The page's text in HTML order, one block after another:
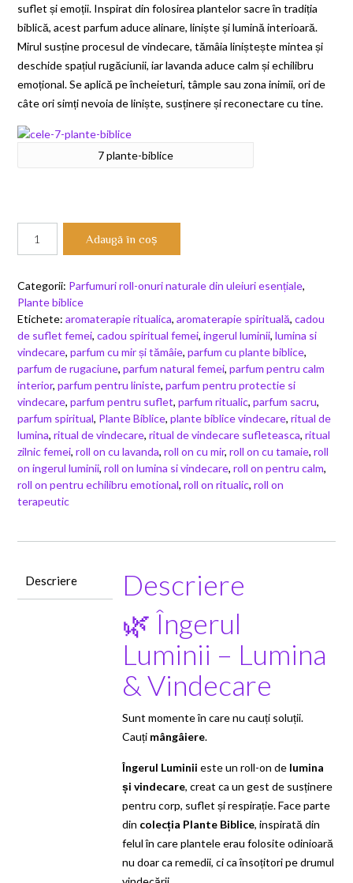
suflet și emoții. Inspirat din folosirea plantelor sacre în tradiția
biblică, acest parfum aduce alinare, liniște și lumină interioară.
Mirul susține procesul de vindecare, tămâia liniștește mintea și
deschide spațiul rugăciunii, iar lavanda aduce calm și echilibru
emoțional. Se aplică pe încheieturi, tâmple sau zona inimii, ori de
câte ori simți nevoia de liniște, susținere și reconectare cu tine.
7 plante-biblice
Ingerul
Roll-
on
Lumina
si
Vindecare
Plante
Biblice
Adaugă în coș
Categorii: Parfumuri roll-onuri naturale din uleiuri esențiale,
Plante biblice
Etichete: aromaterapie ritualica, aromaterapie spirituală, cadou
de suflet femei, cadou spiritual femei, ingerul luminii, lumina si
vindecare, parfum cu mir și tămâie, parfum cu plante biblice,
parfum de rugaciune, parfum natural femei, parfum pentru calm
interior, parfum pentru liniste, parfum pentru protectie si
vindecare, parfum pentru suflet, parfum ritualic, parfum sacru,
parfum spiritual, Plante Biblice, plante biblice vindecare, ritual de
lumina, ritual de vindecare, ritual de vindecare sufleteasca, ritual
zilnic femei, roll on cu lavanda, roll on cu mir, roll on cu tamaie, roll
on ingerul luminii, roll on lumina si vindecare, roll on pentru calm,
roll on pentru echilibru emotional, roll on ritualic, roll on
terapeutic
Descriere
Descriere
🌿 Îngerul
Luminii – Lumina
& Vindecare
Sunt momente în care nu cauți soluții.
Cauți mângâiere.
Îngerul Luminii este un roll-on de lumina
și vindecare, creat ca un gest de susținere
pentru corp, suflet și respirație. Face parte
din colecția Plante Biblice, inspirată din
felul în care plantele erau folosite odinioară
nu doar ca remedii, ci ca însoțitori pe drumul